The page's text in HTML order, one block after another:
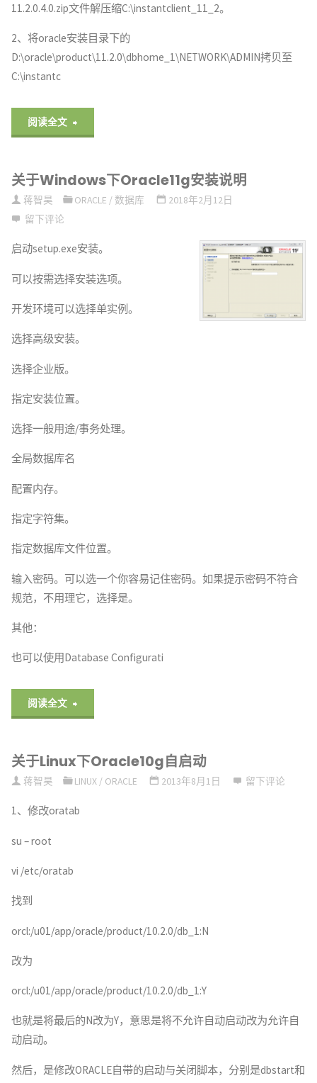
11.2.0.4.0.zip文件解压缩C:\instantclient_11_2。
2、将oracle安装目录下的
D:\oracle\product\11.2.0\dbhome_1\NETWORK\ADMIN拷贝至
C:\instantc
阅读全文
Oracle11g
置
及
使
关于Windows下Oracle11g安装说明
蒋智昊 ORACLE / 数据库
2018年2月12日
留下评论
启动setup.exe安装。
可以按需选择安装选项。
开发环境可以选择单实例。
选择高级安装。
选择企业版。
指定安装位置。
选择一般用途/事务处理。
全局数据库名
配置内存。
指定字符集。
指定数据库文件位置。
输入密码。可以选一个你容易记住密码。如果提示密码不符合
规范，不用理它，选择是。
其他：
也可以使用Database Configurati
阅读全文
Windows
关于Linux下Oracle10g自启动
蒋智昊 LINUX / ORACLE 2013年8月1日 留下评论
1、修改oratab
su – root
vi /etc/oratab
找到
orcl:/u01/app/oracle/product/10.2.0/db_1:N
改为
orcl:/u01/app/oracle/product/10.2.0/db_1:Y
也就是将最后的N改为Y，意思是将不允许自动启动改为允许自
动启动。
然后，是修改ORACLE自带的启动与关闭脚本，分别是dbstart和